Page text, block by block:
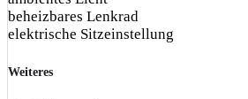
beheizbares Lenkrad
elektrische Sitzeinstellung
Weiteres